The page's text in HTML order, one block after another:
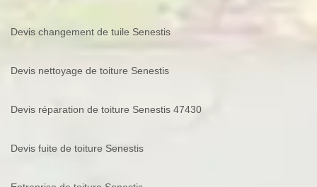
Devis changement de tuile Senestis
Devis nettoyage de toiture Senestis
Devis réparation de toiture Senestis 47430
Devis fuite de toiture Senestis